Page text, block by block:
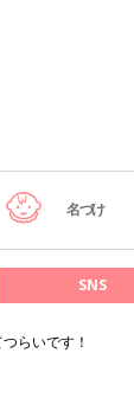
名づけ
SNS
らいです！